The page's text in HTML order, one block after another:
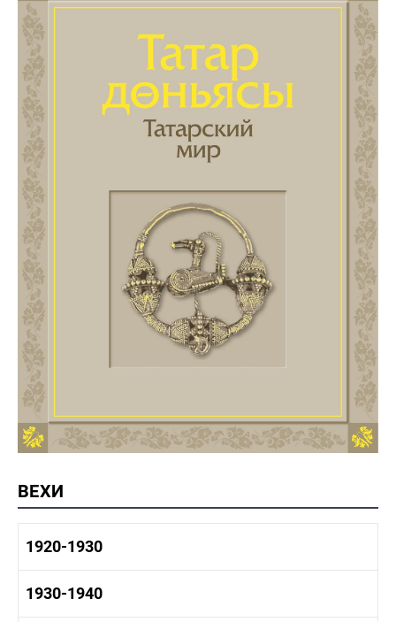
ВЕХИ
1920-1930
1920-1930 история
1930-1940